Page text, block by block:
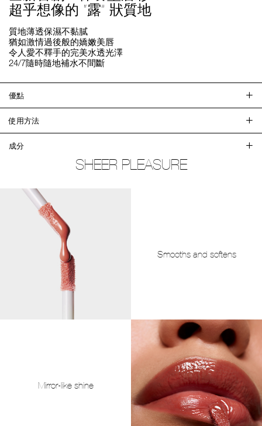
超乎想像的 “露” 狀質地
質地薄透保濕不黏膩
猶如激情過後般的嬌嫩美唇
令人愛不釋手的完美水透光澤
24/7隨時隨地補水不間斷
優點
使用方法
成分
SHEER PLEASURE
Smooths and softens
Mirror-like shine